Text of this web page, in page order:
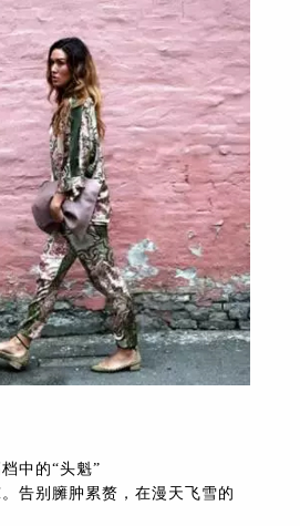
中的“头魁”
告别臃肿累赘，在漫天飞雪的